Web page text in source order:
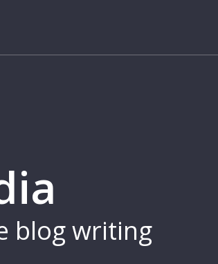
blog writing